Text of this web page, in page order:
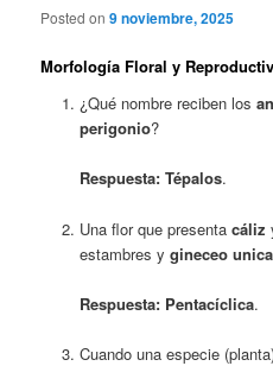
Posted on9 noviembre, 2025
Morfología Floral y
¿Qué nombre reciben los
perigonio?
Respuesta: Tépalos.
Una flor que presenta cáliz
estambres y gineceo
Respuesta: Pentacíclica.
Cuando una especie